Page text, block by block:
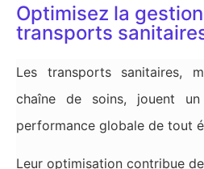
Optimisez la
transports
Les transports sanitaires,
chaîne de soins, jouent
performance globale de tout
Leur optimisation contribue